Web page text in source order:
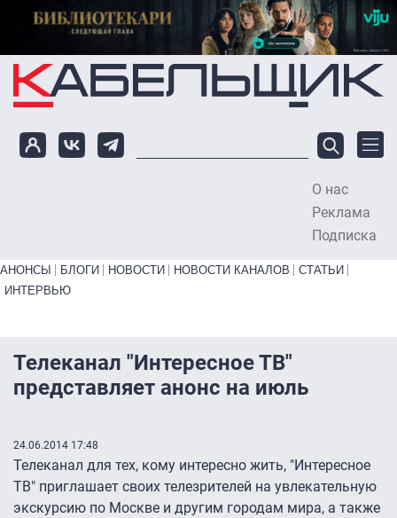
Перейти к основному содержанию
О нас
Реклама
Подписка
Primary links bottom
АНОНСЫ БЛОГИ НОВОСТИ НОВОСТИ КАНАЛОВ
СТАТЬИ
ИНТЕРВЬЮ
Телеканал "Интересное ТВ"
представляет анонс на июль
24.06.2014 17:48
Телеканал для тех, кому интересно жить, "Интересное
ТВ" приглашает своих телезрителей на увлекательную
экскурсию по Москве и другим городам мира, а также